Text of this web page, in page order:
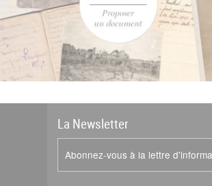
La Newsletter
Abonnez-vous à la lettre